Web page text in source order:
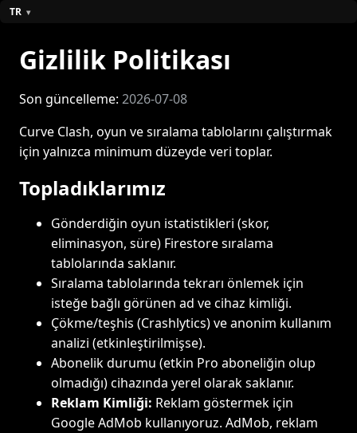
TR
Gizlilik Politikası
Son güncelleme: 2026-07-08
Curve Clash, oyun ve sıralama tablolarını çalıştırmak
için yalnızca minimum düzeyde veri toplar.
Topladıklarımız
Gönderdiğin oyun istatistikleri (skor,
eliminasyon, süre) Firestore sıralama
tablolarında saklanır.
Sıralama tablolarında tekrarı önlemek için
isteğe bağlı görünen ad ve cihaz kimliği.
Çökme/teşhis (Crashlytics) ve anonim kullanım
analizi (etkinleştirilmişse).
Abonelik durumu (etkin Pro aboneliğin olup
olmadığı) cihazında yerel olarak saklanır.
Reklam Kimliği: Reklam göstermek için
Google AdMob kullanıyoruz. AdMob, reklam